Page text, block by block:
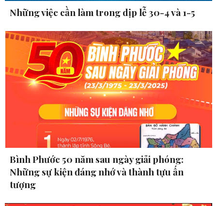
Những việc cần làm trong dịp lễ 30-4 và 1-5
Bình Phước 50 năm sau ngày giải phóng:
Những sự kiện đáng nhớ và thành tựu ấn
tượng